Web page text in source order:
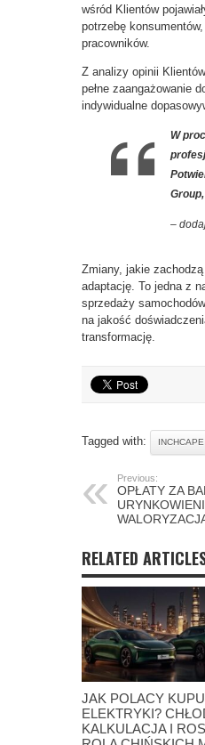
wśród Klientów
potrzebę
pracowników.
Z analizy opinii
pełne zaangażowanie
indywidualne
W
–
Zmiany, jakie
adaptację. To jedna z
sprzedaży
na jakość
transformację.
Tagged with: INCHCAPE
Previous:
OPŁATY ZA
RELATED
JAK POLACY
ELEKTRYKI?
KALKULACJA I